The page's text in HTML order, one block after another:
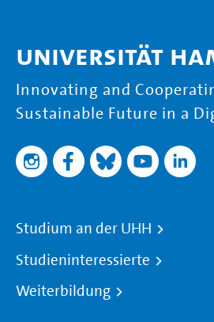
Universität
Innovating and
Sustainable Future in a
Studium an der UHH
Studieninteressierte
Weiterbildung